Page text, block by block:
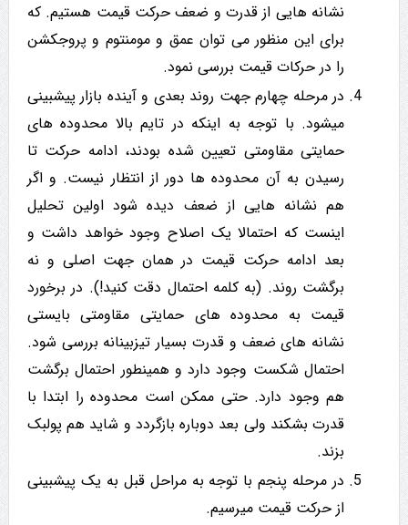
نشانه هایی از قدرت و ضعف حرکت قیمت هستیم. که
برای این منظور می توان عمق و مومنتوم و پروجکشن
را در حرکات قیمت بررسی نمود.
در مرحله چهارم جهت روند بعدی و آینده بازار پیشبینی
میشود. با توجه به اینکه در تایم بالا محدوده های
حمایتی مقاومتی تعیین شده بودند، ادامه حرکت تا
رسیدن به آن محدوده ها دور از انتظار نیست. و اگر
هم نشانه هایی از ضعف دیده شود اولین تحلیل
اینست که احتمالا یک اصلاح وجود خواهد داشت و
بعد ادامه حرکت قیمت در همان جهت اصلی و نه
برگشت روند. (به کلمه احتمال دقت کنید!). در برخورد
قیمت به محدوده های حمایتی مقاومتی بایستی
نشانه های ضعف و قدرت بسیار تیزبینانه بررسی شود.
احتمال شکست وجود دارد و همینطور احتمال برگشت
هم وجود دارد. حتی ممکن است محدوده را ابتدا با
قدرت بشکند ولی بعد دوباره بازگردد و شاید هم پولبک
بزند.
در مرحله پنجم با توجه به مراحل قبل به یک پیشبینی
از حرکت قیمت میرسیم.